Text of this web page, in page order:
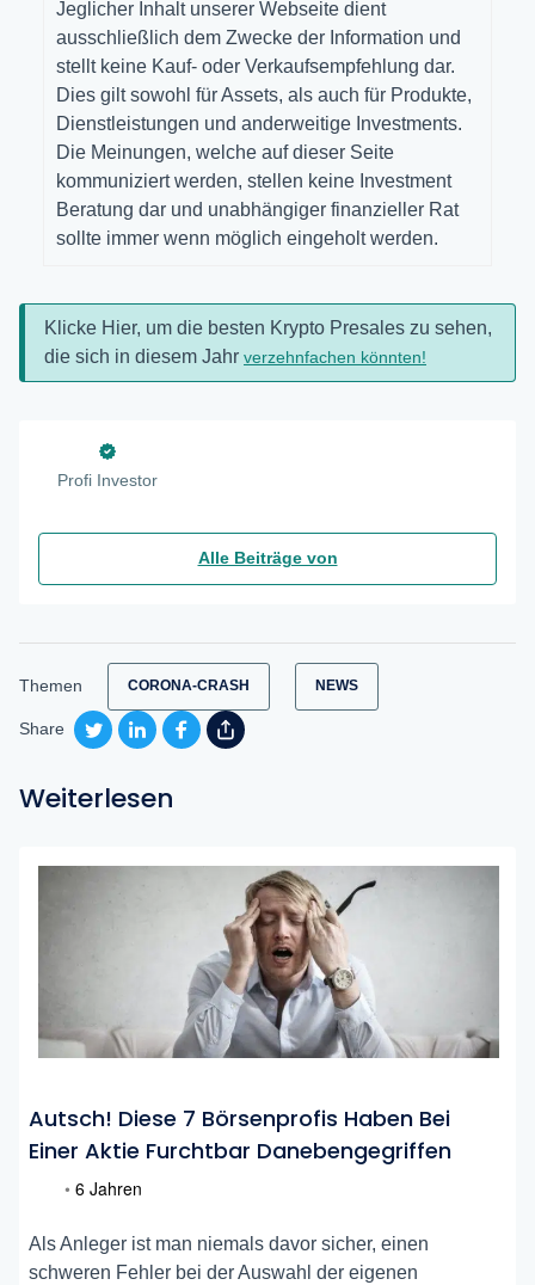
Jeglicher Inhalt unserer Webseite dient
ausschließlich dem Zwecke der Information und
stellt keine Kauf- oder Verkaufsempfehlung dar.
Dies gilt sowohl für Assets, als auch für Produkte,
Dienstleistungen und anderweitige Investments.
Die Meinungen, welche auf dieser Seite
kommuniziert werden, stellen keine Investment
Beratung dar und unabhängiger finanzieller Rat
sollte immer wenn möglich eingeholt werden.
Klicke Hier, um die besten Krypto Presales zu sehen,
die sich in diesem Jahr verzehnfachen könnten!
Profi Investor
Alle Beiträge von
Themen CORONA-CRASH NEWS
Share
Weiterlesen
Autsch! Diese 7 Börsenprofis Haben Bei
Einer Aktie Furchtbar Danebengegriffen
• 6 Jahren
Als Anleger ist man niemals davor sicher, einen
schweren Fehler bei der Auswahl der eigenen